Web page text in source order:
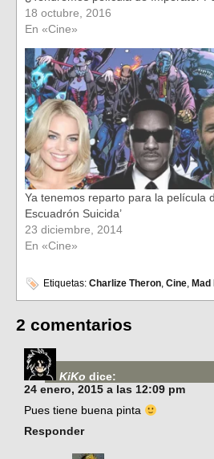
18 octubre, 2016
En «Cine»
Ya tenemos reparto para la película
Escuadrón Suicida’
23 diciembre, 2014
En «Cine»
Etiquetas: Charlize Theron, Cine, Mad
2 comentarios
KiKo dice:
24 enero, 2015 a las 12:09 pm
Pues tiene buena pinta
Responder